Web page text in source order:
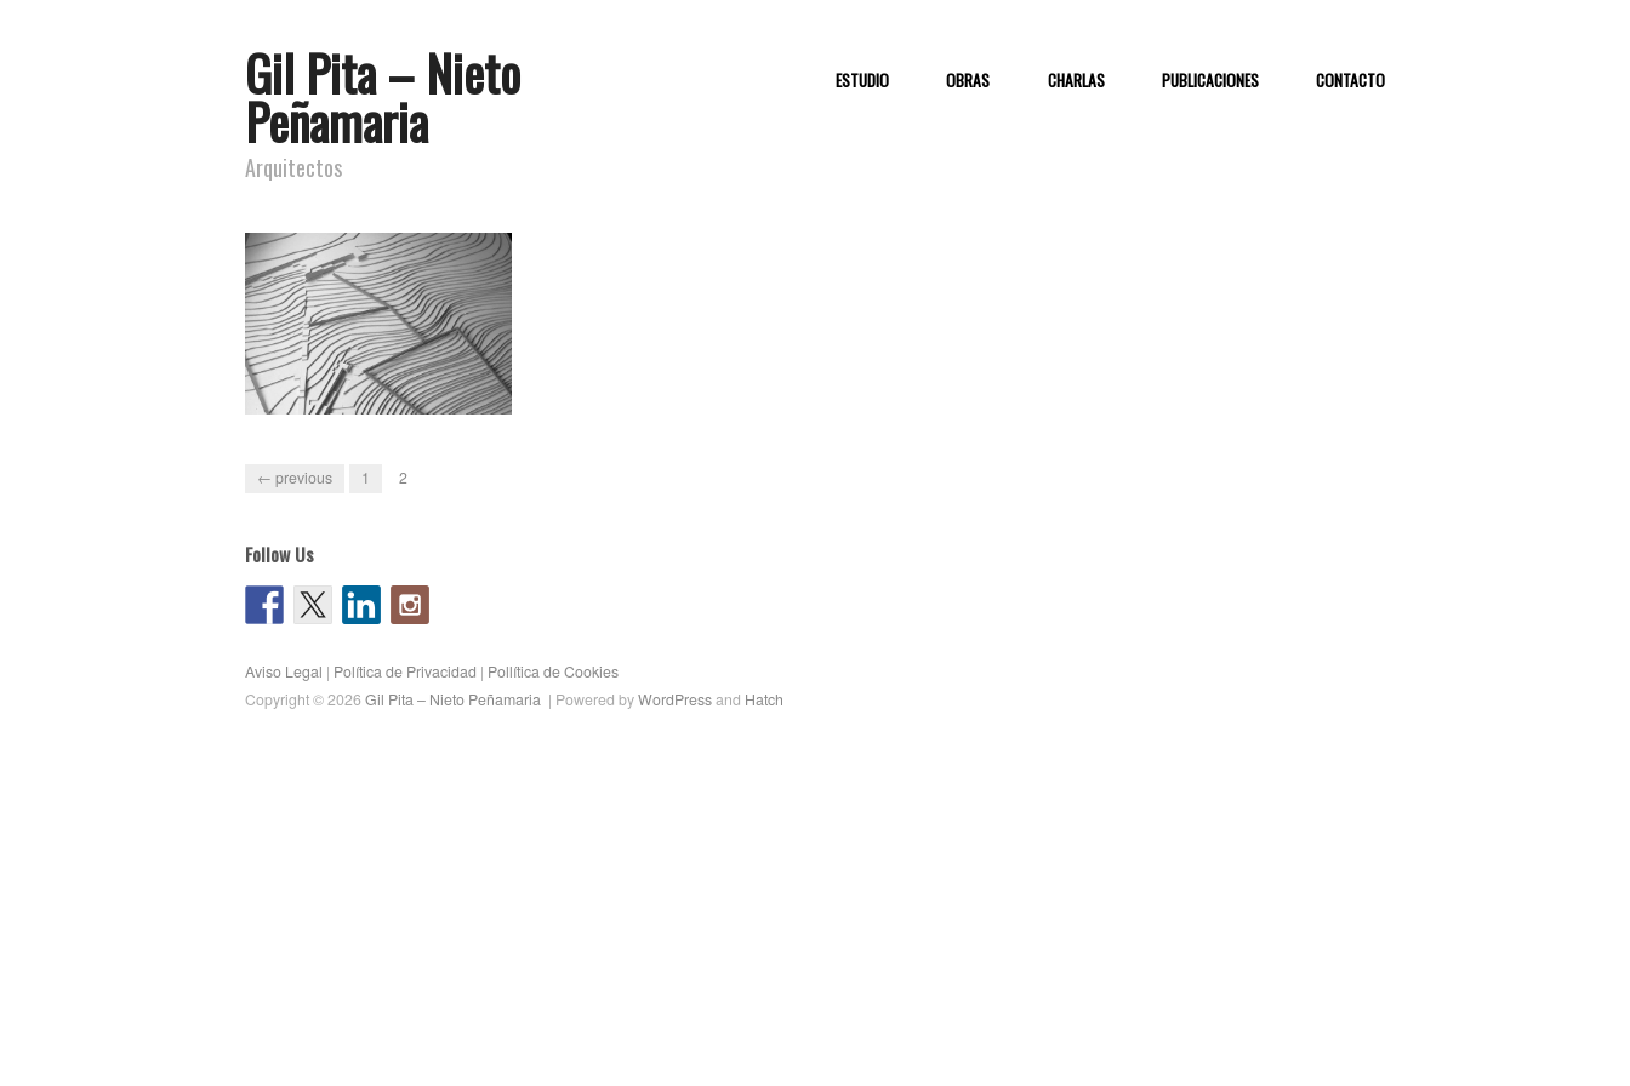
Gil Pita – Nieto
Peñamaria
Arquitectos
ESTUDIO OBRAS CHARLAS PUBLICACIONES CONTACTO
← previous 1 2
Follow Us
Aviso Legal | Política de Privacidad | Pollítica de Cookies
Copyright © 2026 Gil Pita – Nieto Peñamaria | Powered byWordPressand Hatch